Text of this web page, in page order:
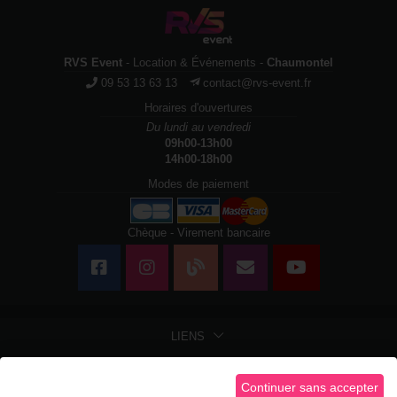
RVS Event - Location & Événements - Chaumontel
09 53 13 63 13
contact@rvs-event.fr
Horaires d'ouvertures
Du lundi au vendredi
09h00-13h00
14h00-18h00
Modes de paiement
Chèque - Virement bancaire
LIENS
Continuer sans accepter